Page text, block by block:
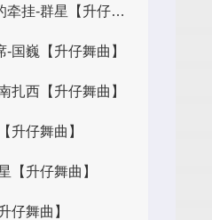
-群星【升仔舞曲】
国巍【升仔舞曲】
扎西【升仔舞曲】
升仔舞曲】
【升仔舞曲】
仔舞曲】